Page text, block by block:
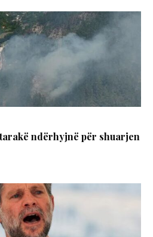
ndërhyjnë për shuarjen